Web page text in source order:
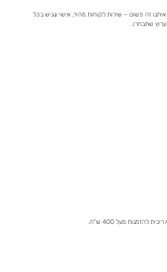
איתנו זה פשוט – שירות לקוחות מהיר, אישי ונגיש בכל
ערוץ שתבחרו.